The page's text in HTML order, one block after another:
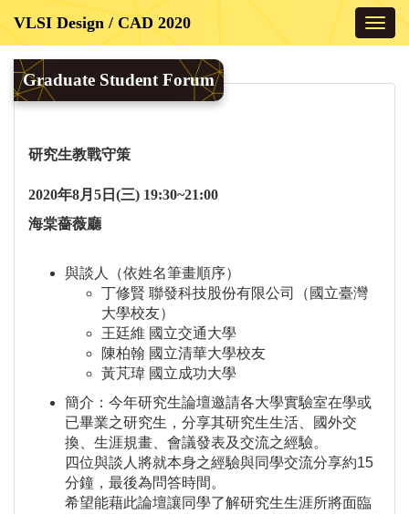
Graduate Student Forum
研究生教戰守策
2020年8月5日(三) 19:30~21:00
海棠薔薇廳
與談人（依姓名筆畫順序）
丁修賢 聯發科技股份有限公司（國立臺灣
大學校友）
王廷維 國立交通大學
陳柏翰 國立清華大學校友
黃芃瑋 國立成功大學
簡介：今年研究生論壇邀請各大學實驗室在學或
已畢業之研究生，分享其研究生生活、國外交
換、生涯規畫、會議發表及交流之經驗。
四位與談人將就本身之經驗與同學交流分享約15
分鐘，最後為問答時間。
希望能藉此論壇讓同學了解研究生生涯所將面臨